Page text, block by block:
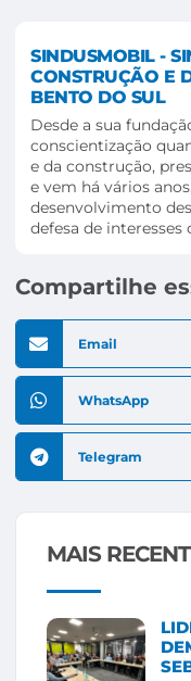
SINDUSMOBIL -
CONSTRUÇÃO E
BENTO DO SUL
Desde a sua
conscientização
e da construção,
e vem há vários
desenvolvimento
defesa de
Compartilhe
Email
WhatsApp
Telegram
MAIS